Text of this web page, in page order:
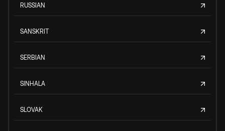
RUSSIAN
SANSKRIT
SERBIAN
SINHALA
SLOVAK